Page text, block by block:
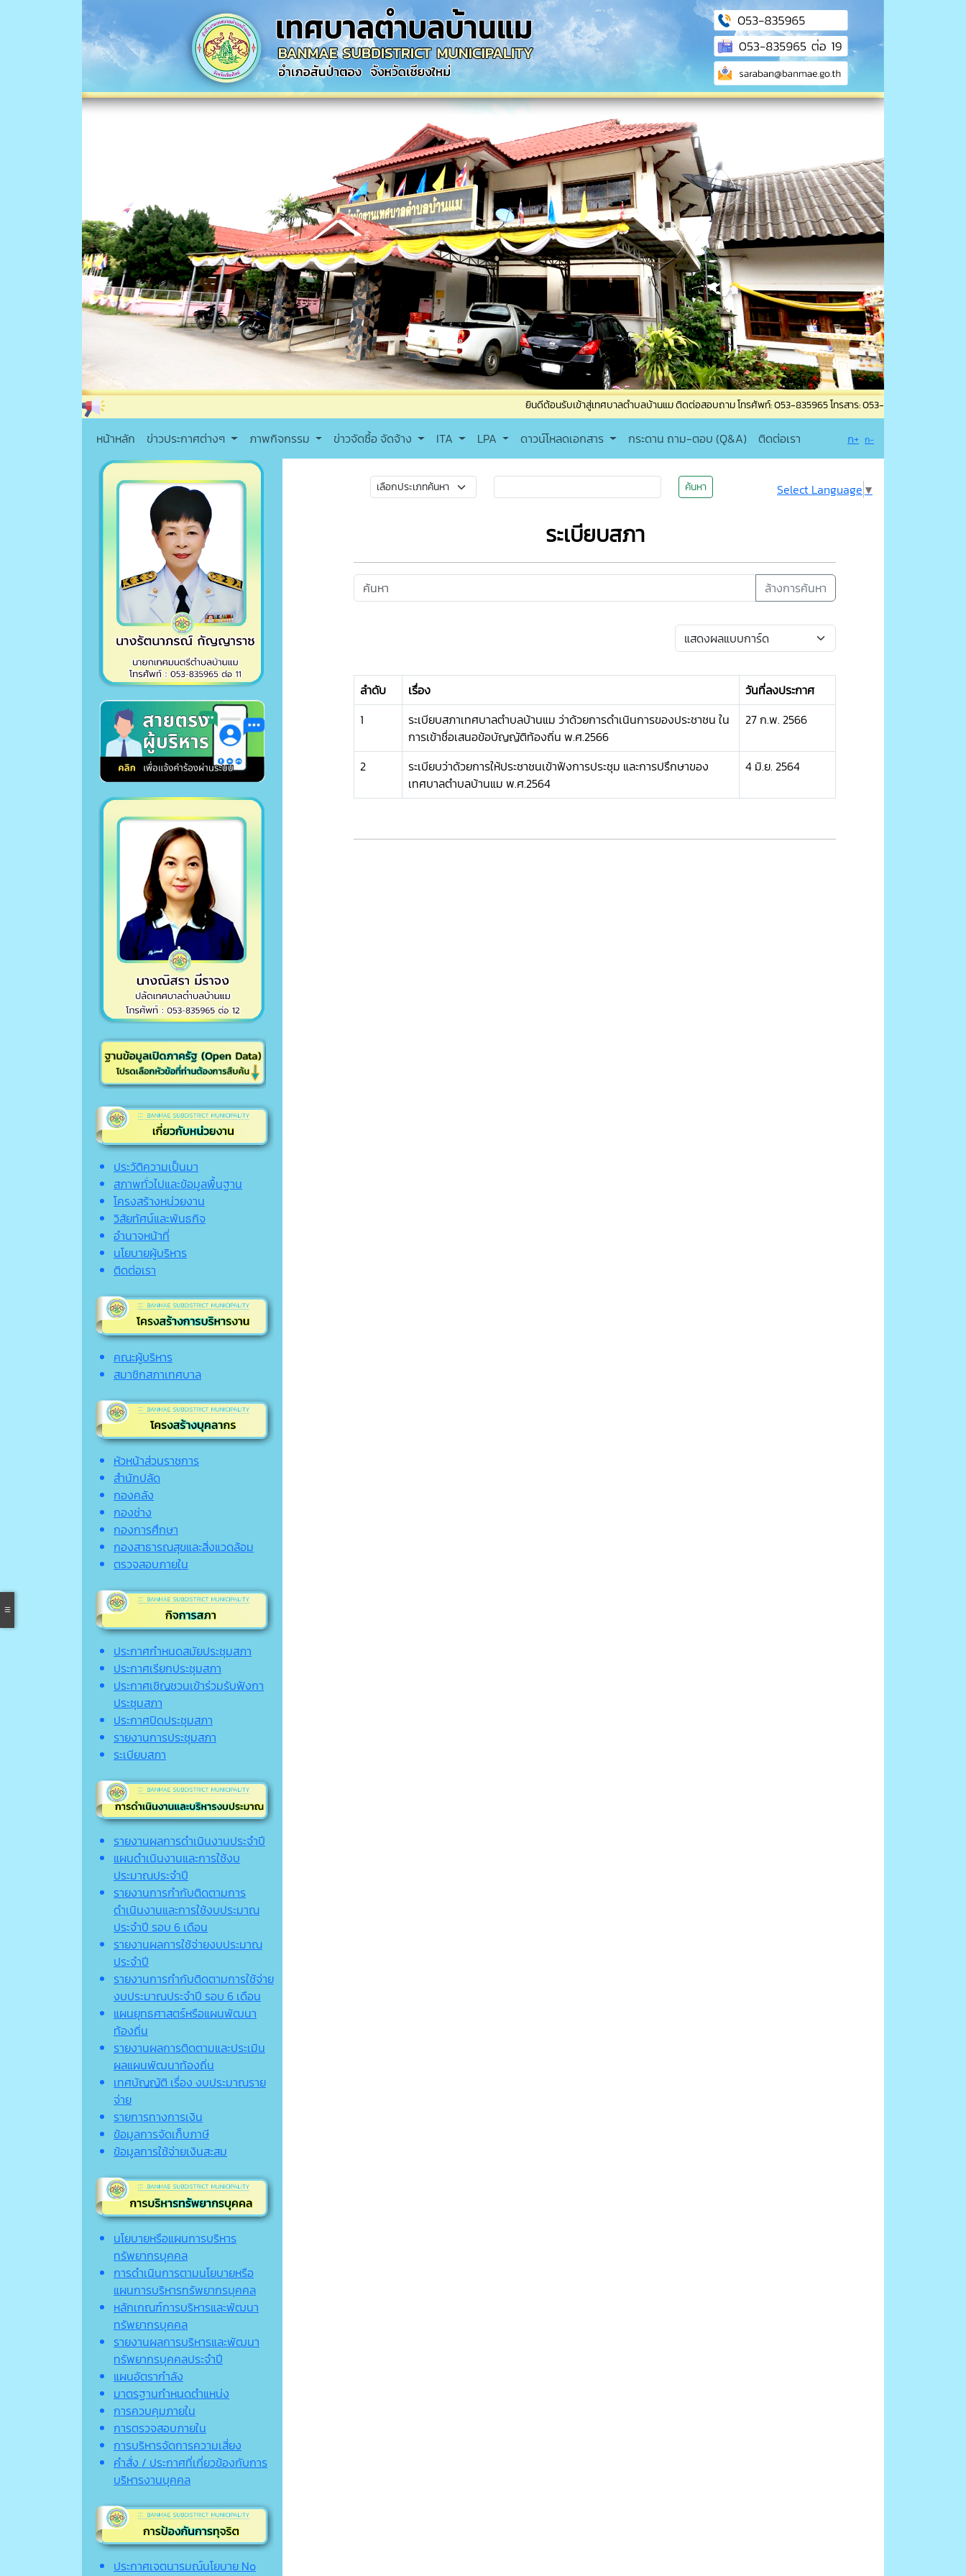
ยินดีต้อนรับเข้าสู่เทศบาลตำบลบ้านแม ติดต่อสอบถาม โทรศัพท์: 053-835965 โทรสาร: 053-835965 ต่อ 19 เแจ้งเหตุไฟไหม้
หน้าหลัก ข่าวประกาศต่างๆ ภาพกิจกรรม ข่าวจัดซื้อ จัดจ้าง ITA LPA ดาวน์โหลดเอกสาร กระดาน ถาม-ตอบ (Q&A) ติดต่อเรา ก+ ก-
ประวัติความเป็นมา
สภาพทั่วไปและข้อมูลพื้นฐาน
โครงสร้างหน่วยงาน
วิสัยทัศน์และพันธกิจ
อำนาจหน้าที่
นโยบายผู้บริหาร
ติดต่อเรา
คณะผู้บริหาร
สมาชิกสภาเทศบาล
หัวหน้าส่วนราชการ
สำนักปลัด
กองคลัง
กองช่าง
กองการศึกษา
กองสาธารณสุขและสิ่งแวดล้อม
ตรวจสอบภายใน
ประกาศกำหนดสมัยประชุมสภา
ประกาศเรียกประชุมสภา
ประกาศเชิญชวนเข้าร่วมรับฟังกา
ประชุมสภา
ประกาศปิดประชุมสภา
รายงานการประชุมสภา
ระเบียบสภา
รายงานผลการดำเนินงานประจำปี
แผนดำเนินงานและการใช้งบ
ประมาณประจำปี
รายงานการกำกับติดตามการ
ดำเนินงานและการใช้งบประมาณ
ประจำปี รอบ 6 เดือน
รายงานผลการใช้จ่ายงบประมาณ
ประจำปี
รายงานการกำกับติดตามการใช้จ่าย
งบประมาณประจำปี รอบ 6 เดือน
แผนยุทธศาสตร์หรือแผนพัฒนา
ท้องถิ่น
รายงานผลการติดตามและประเมิน
ผลแผนพัฒนาท้องถิ่น
เทศบัญญัติ เรื่อง งบประมาณราย
จ่าย
รายการทางการเงิน
ข้อมูลการจัดเก็บภาษี
ข้อมูลการใช้จ่ายเงินสะสม
นโยบายหรือแผนการบริหาร
ทรัพยากรบุคคล
การดำเนินการตามนโยบายหรือ
แผนการบริหารทรัพยากรบุคคล
หลักเกณฑ์การบริหารและพัฒนา
ทรัพยากรบุคคล
รายงานผลการบริหารและพัฒนา
ทรัพยากรบุคคลประจำปี
แผนอัตรากำลัง
มาตรฐานกำหนดตำแหน่ง
การควบคุมภายใน
การตรวจสอบภายใน
การบริหารจัดการความเสี่ยง
คำสั่ง / ประกาศที่เกี่ยวข้องกับการ
บริหารงานบุคคล
ประกาศเจตนารมณ์นโยบาย No
ค้นหา Select Language ▼
ระเบียบสภา
ล้างการค้นหา
ลำดับ เรื่อง
วันที่ลงประกาศ
1
ระเบียบสภาเทศบาลตำบลบ้านแม ว่าด้วยการดำเนินการของประชาชน ใน
การเข้าชื่อเสนอข้อบัญญัติท้องถิ่น พ.ศ.2566
27 ก.พ. 2566
2
ระเบียบว่าด้วยการให้ประชาชนเข้าฟังการประชุม และการปรึกษาของ
เทศบาลตำบลบ้านแม พ.ศ.2564
4 มิ.ย. 2564